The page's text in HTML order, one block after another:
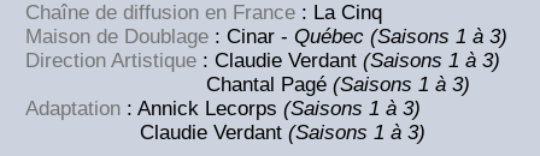
Chaîne de diffusion en France : La Cinq
Maison de Doublage : Cinar - Québec (Saisons 1 à 3)
Direction Artistique : Claudie Verdant (Saisons 1 à 3)
Chantal Pagé (Saisons 1 à 3)
Adaptation : Annick Lecorps (Saisons 1 à 3)
Claudie Verdant (Saisons 1 à 3)